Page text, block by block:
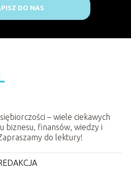
DO NAS
– wiele ciekawych
biznesu, finansów, wiedzy i
do lektury!